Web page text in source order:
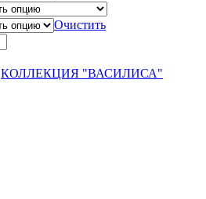
Очистить
КОЛЛЕКЦИЯ "ВАСИЛИСА"